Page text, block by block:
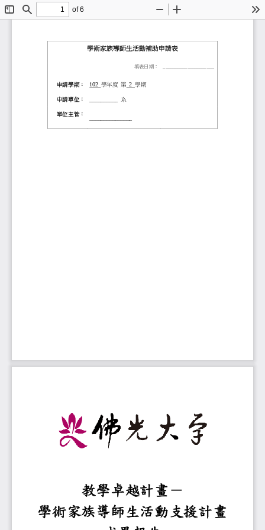
ToggleFind
of 6
Zoom
學術家族導師
生活動補助申請表
填表日期：
申請學期：
102學年度
第 2 學期
申請單位：__________
系
單位主管：
教學卓越計畫
－
學術家族導師生活動